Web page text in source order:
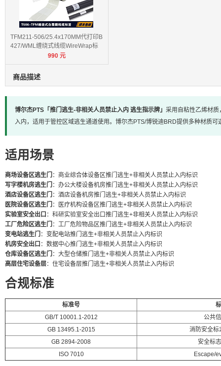
TFM211-506/25.4x170MM代打印B
427/WML缠绕式线缆WireWrap标
990元
商品描述
博尔杰PTS「推门逃生-非相关人员禁止入内 逃生指示牌」 采用自粘性乙烯材
入内，适用于管控区域逃生通道使用。博尔杰PTS/博锐迪BRD提供多种材质
适用场景
商场设备区逃生门 ：商业综合体设备区推门逃生+非相关人员禁止入内标识
写字楼机房逃生门 ：办公大楼设备机房推门逃生+非相关人员禁止入内标识
酒店设备区逃生门 ：酒店设备机房推门逃生+非相关人员禁止入内标识
医院设备区逃生门 ：医疗机构设备区推门逃生+非相关人员禁止入内标识
实验室安全出口 ：科研实验室安全出口推门逃生+非相关人员禁止入内标识
工厂危险区逃生门 ：工厂危险物品区推门逃生+非相关人员禁止入内标识
变电站逃生门 ：变配电站推门逃生+非相关人员禁止入内标识
机房安全出口 ：数据中心推门逃生+非相关人员禁止入内标识
仓库设备区逃生门 ：大型仓储推门逃生+非相关人员禁止入内标识
高层住宅设备层：住宅设备层推门逃生+非相关人员禁止入内标识
合规标准
标准号
GB/T 10001.1-2012
公共
GB 13495.1-2015
消防安全标
GB 2894-2008
安全标
ISO 7010
Escape/